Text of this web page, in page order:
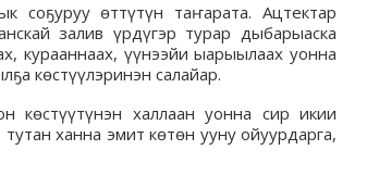
соҕуруу өттүтүн таҥарата. Ацтектар
залив үрдүгэр турар дыбарыаска
курааннаах, үүнээйи ыарыылаах уонна
көстүүлэринэн салайар.
көстүүтүнэн халлаан уонна сир икии
ханна эмит көтөн ууну ойуурдарга,